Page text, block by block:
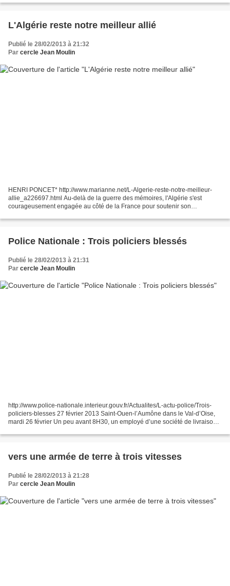
L'Algérie reste notre meilleur allié
Publié le 28/02/2013 à 21:32
Par cercle Jean Moulin
HENRI PONCET* http://www.marianne.net/L-Algerie-reste-notre-meilleur-
allie_a226697.html Au-delà de la guerre des mémoires, l'Algérie s'est
courageusement engagée au côté de la France pour soutenir son
Police Nationale : Trois policiers blessés
Publié le 28/02/2013 à 21:31
Par cercle Jean Moulin
http://www.police-nationale.interieur.gouv.fr/Actualites/L-actu-police/Trois-
policiers-blesses 27 février 2013 Saint-Ouen-l’Aumône dans le Val-d’Oise,
mardi 26 février Un peu avant 8H30, un employé d’une société de livraison a
vers une armée de terre à trois vitesses
Publié le 28/02/2013 à 21:28
Par cercle Jean Moulin